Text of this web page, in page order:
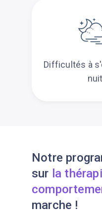
Difficultés à
nuit
Notre
sur la
marche !